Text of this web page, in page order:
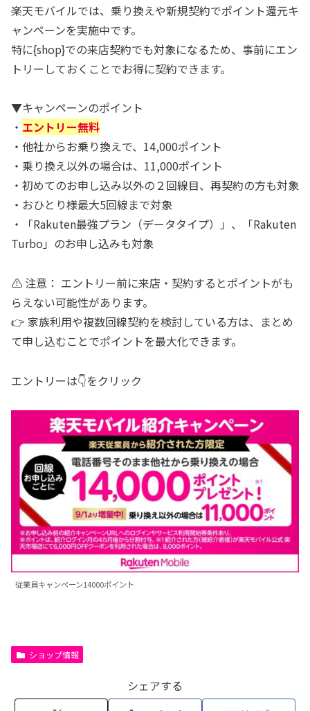
楽天モバイルでは、乗り換えや新規契約でポイント還元キ
ャンペーンを実施中です。
特に{shop}での来店契約でも対象になるため、事前にエン
トリーしておくことでお得に契約できます。
▼キャンペーンのポイント
・ エントリー無料
・他社からお乗り換えで、14,000ポイント
・乗り換え以外の場合は、11,000ポイント
・初めてのお申し込み以外の２回線目、再契約の方も対象
・おひとり様最大5回線まで対象
・「Rakuten最強プラン（データタイプ）」、「Rakuten
Turbo」のお申し込みも対象
⚠️ 注意： エントリー前に来店・契約するとポイントがも
らえない可能性があります。
👉 家族利用や複数回線契約を検討している方は、まとめ
て申し込むことでポイントを最大化できます。
エントリーは👇をクリック
従業員キャンペーン14000ポイント
ショップ情報
シェアする